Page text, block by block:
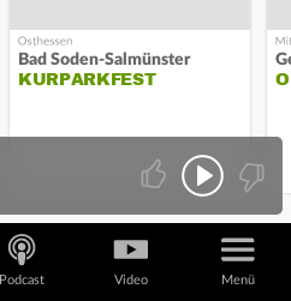
Bad Soden-Salmünster
KURPARKFEST
Podcast Video Menü